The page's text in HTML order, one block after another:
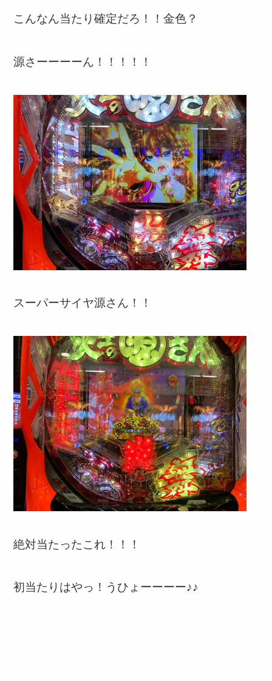
こんなん当たり確定だろ！！金色？
源さーーーーん！！！！！
スーパーサイヤ源さん！！
絶対当たったこれ！！！
初当たりはやっ！うひょーーーー♪♪